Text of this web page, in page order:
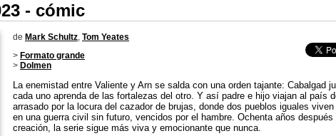
- cómic
de Mark Schultz, Tom Yeates
> Formato grande
> Dolmen
La enemistad entre Valiente y Arn se salda con una orden tajante: Cabalgad
cada uno aprenda de las fortalezas del otro. Y así padre e hijo viajan al país
arrasado por la locura del cazador de brujas, donde dos pueblos iguales viven
en una guerra civil sin futuro, vencidos por el hambre. Ochenta años después
creación, la serie sigue más viva y emocionante que nunca.